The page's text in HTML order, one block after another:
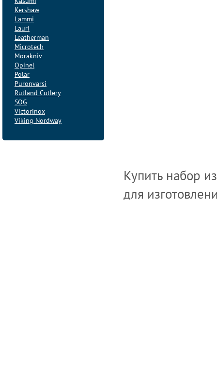
Kershaw
Lammi
Lauri
Leatherman
Microtech
Morakniv
Opinel
Polar
Puronvarsi
Rutland Cutlery
SOG
Victorinox
Viking Nordway
Купить набор
для